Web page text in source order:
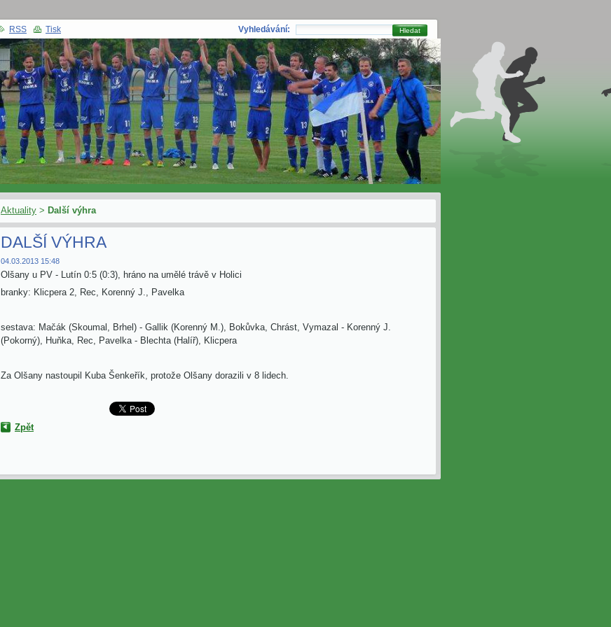
Aktuality > Další výhra
DALŠÍ VÝHRA
04.03.2013 15:48
Olšany u PV - Lutín 0:5 (0:3), hráno na umělé trávě v Holici
branky: Klicpera 2, Rec, Korenný J., Pavelka
sestava: Mačák (Skoumal, Brhel) - Gallik (Korenný M.), Bokůvka, Chrást, Vymazal - Korenný J.
(Pokorný), Huňka, Rec, Pavelka - Blechta (Halíř), Klicpera
Za Olšany nastoupil Kuba Šenkeřík, protože Olšany dorazili v 8 lidech.
Zpět
RSS Tisk Vyhledávání: Hledat